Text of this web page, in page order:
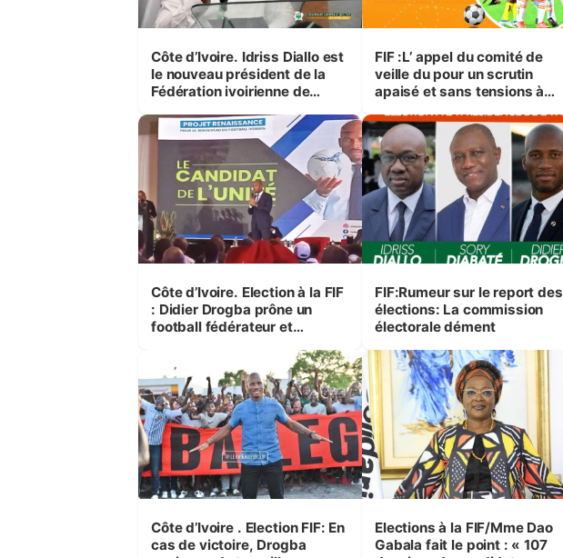
Côte d’Ivoire. Idriss Diallo est
le nouveau président de la
Fédération ivoirienne de
FIF :L’ appel du comité de
veille du pour un scrutin
apaisé et sans tensions à
Côte d’Ivoire. Election à la FIF
: Didier Drogba prône un
football fédérateur et
FIF:Rumeur sur le report des
élections: La commission
électorale dément
Côte d’Ivoire . Election FIF: En
cas de victoire, Drogba
Elections à la FIF/Mme Dao
Gabala fait le point : « 107